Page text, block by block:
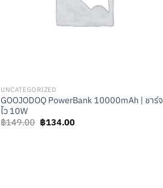
UNCATEGORIZED
GOOJODOQ PowerBank 10000mAh | ชาร์จ
ไว 10W
฿149.00 Original
price
฿134.00Current